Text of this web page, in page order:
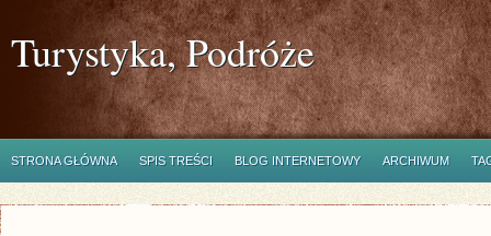
Turystyka, Podróże
STRONA GŁÓWNA SPIS TREŚCI BLOG INTERNETOWY ARCHIWUM